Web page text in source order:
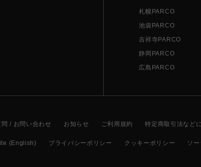
札幌PARCO
池袋PARCO
吉祥寺PARCO
静岡PARCO
広島PARCO
/ お問い合わせ お知らせ ご利用規約 特定商取引法など
(English) プライバシーポリシー クッキーポリシー ソ